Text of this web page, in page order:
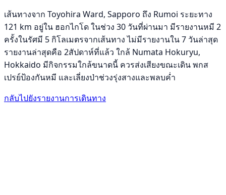
เส้นทางจาก Toyohira Ward, Sapporo ถึง Rumoi ระยะทาง
121 km อยู่ใน ฮอกไกโด ในช่วง 30 วันที่ผ่านมา มีรายงานหมี 2
ครั้งในรัศมี 5 กิโลเมตรจากเส้นทาง ไม่มีรายงานใน 7 วันล่าสุด
รายงานล่าสุดคือ 2สัปดาห์ที่แล้ว ใกล้ Numata Hokuryu,
Hokkaido มีกิจกรรมใกล้ขนาดนี้ ควรส่งเสียงขณะเดิน พกส
เปรย์ป้องกันหมี และเลี่ยงป่าช่วงรุ่งสางและพลบค่ำ
กลับไปยังรายงานการเดินทาง